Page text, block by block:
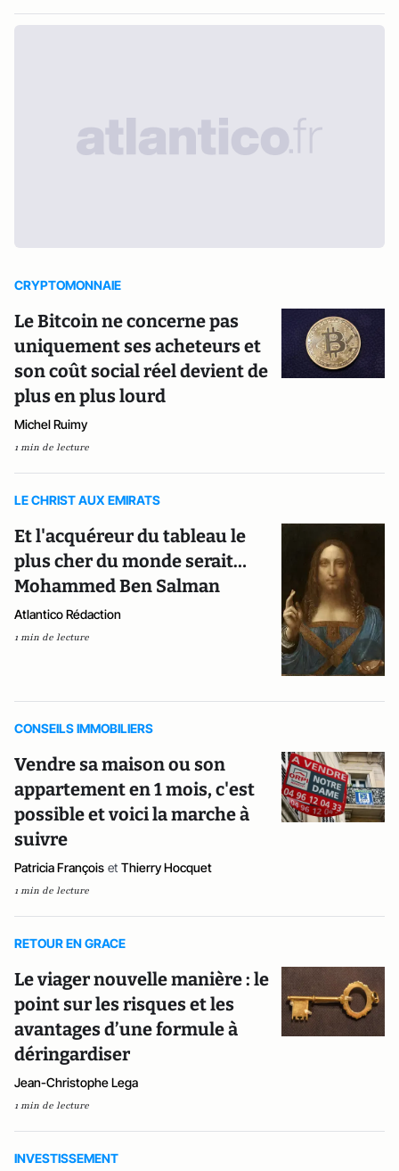
CRYPTOMONNAIE
Le Bitcoin ne concerne pas
uniquement ses acheteurs et
son coût social réel devient de
plus en plus lourd
Michel Ruimy
1 min de lecture
LE CHRIST AUX EMIRATS
Et l'acquéreur du tableau le
plus cher du monde serait…
Mohammed Ben Salman
Atlantico Rédaction
1 min de lecture
CONSEILS IMMOBILIERS
Vendre sa maison ou son
appartement en 1 mois, c'est
possible et voici la marche à
suivre
Patricia François et Thierry Hocquet
1 min de lecture
RETOUR EN GRACE
Le viager nouvelle manière : le
point sur les risques et les
avantages d’une formule à
déringardiser
Jean-Christophe Lega
1 min de lecture
INVESTISSEMENT